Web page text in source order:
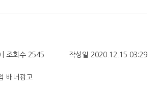
조회수 2545 작성일 2020.12.15 03:29
배너광고